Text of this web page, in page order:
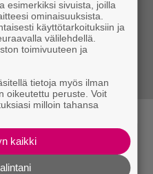
plektralta” –
Megadethiä
esimerkiksi sivuista, joilla
ominaisuuksista.
käyttötarkoituksiin ja
välilehdellä.
toimivuuteen ja
tietoja myös ilman
oikeutettu peruste. Voit
milloin tahansa
kaikki